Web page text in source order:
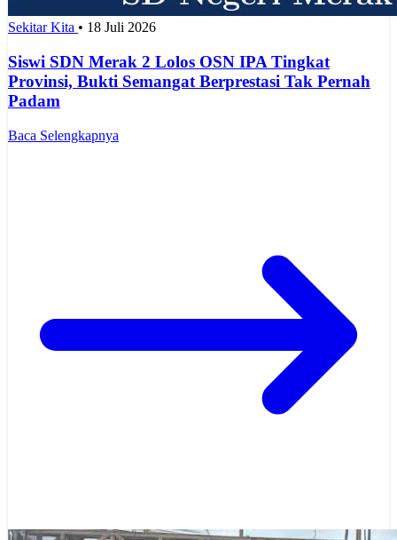
Sekitar Kita • 18 Juli 2026
Siswi SDN Merak 2 Lolos OSN IPA Tingkat
Provinsi, Bukti Semangat Berprestasi Tak Pernah
Padam
Baca Selengkapnya